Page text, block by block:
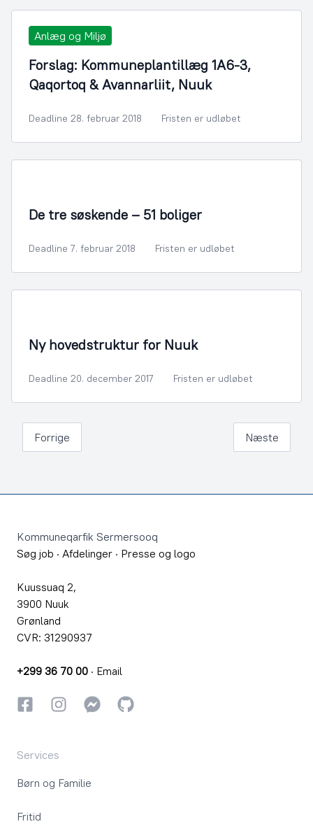
Anlæg og Miljø
Forslag: Kommuneplantillæg 1A6-3,
Qaqortoq & Avannarliit, Nuuk
Deadline 28. februar 2018 Fristen er udløbet
De tre søskende – 51 boliger
Deadline 7. februar 2018 Fristen er udløbet
Ny hovedstruktur for Nuuk
Deadline 20. december 2017 Fristen er udløbet
Forrige Næste
Kommuneqarfik Sermersooq
Søg job · Afdelinger · Presse og logo
Kuussuaq 2,
3900 Nuuk
Grønland
CVR: 31290937
+299 36 70 00 · Email
FacebookInstagramInstagram
GitHub
Services
Børn og Familie
Fritid